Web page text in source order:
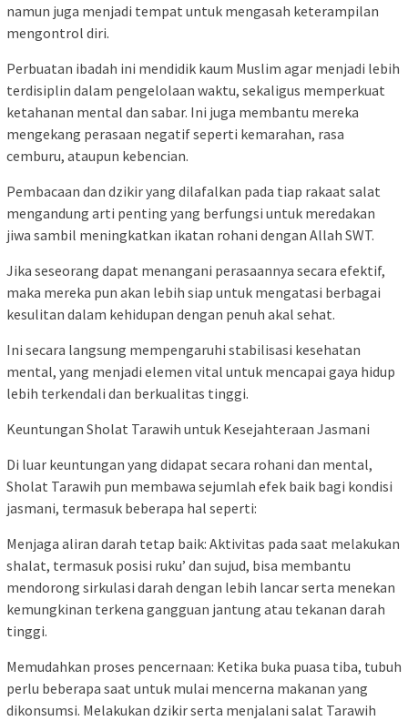
namun juga menjadi tempat untuk mengasah keterampilan
mengontrol diri.
Perbuatan ibadah ini mendidik kaum Muslim agar menjadi lebih
terdisiplin dalam pengelolaan waktu, sekaligus memperkuat
ketahanan mental dan sabar. Ini juga membantu mereka
mengekang perasaan negatif seperti kemarahan, rasa
cemburu, ataupun kebencian.
Pembacaan dan dzikir yang dilafalkan pada tiap rakaat salat
mengandung arti penting yang berfungsi untuk meredakan
jiwa sambil meningkatkan ikatan rohani dengan Allah SWT.
Jika seseorang dapat menangani perasaannya secara efektif,
maka mereka pun akan lebih siap untuk mengatasi berbagai
kesulitan dalam kehidupan dengan penuh akal sehat.
Ini secara langsung mempengaruhi stabilisasi kesehatan
mental, yang menjadi elemen vital untuk mencapai gaya hidup
lebih terkendali dan berkualitas tinggi.
Keuntungan Sholat Tarawih untuk Kesejahteraan Jasmani
Di luar keuntungan yang didapat secara rohani dan mental,
Sholat Tarawih pun membawa sejumlah efek baik bagi kondisi
jasmani, termasuk beberapa hal seperti:
Menjaga aliran darah tetap baik: Aktivitas pada saat melakukan
shalat, termasuk posisi ruku’ dan sujud, bisa membantu
mendorong sirkulasi darah dengan lebih lancar serta menekan
kemungkinan terkena gangguan jantung atau tekanan darah
tinggi.
Memudahkan proses pencernaan: Ketika buka puasa tiba, tubuh
perlu beberapa saat untuk mulai mencerna makanan yang
dikonsumsi. Melakukan dzikir serta menjalani salat Tarawih